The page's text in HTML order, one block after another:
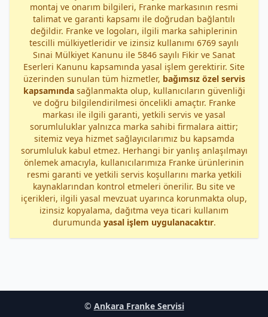
montaj ve onarım bilgileri, Franke markasının resmi
talimat ve garanti kapsamı ile doğrudan bağlantılı
değildir. Franke ve logoları, ilgili marka sahiplerinin
tescilli mülkiyetleridir ve izinsiz kullanımı 6769 sayılı
Sınai Mülkiyet Kanunu ile 5846 sayılı Fikir ve Sanat
Eserleri Kanunu kapsamında yasal işlem gerektirir. Site
üzerinden sunulan tüm hizmetler, bağımsız özel servis
kapsamındasağlanmakta olup, kullanıcıların güvenliği
ve doğru bilgilendirilmesi öncelikli amaçtır. Franke
markası ile ilgili garanti, yetkili servis ve yasal
sorumluluklar yalnızca marka sahibi firmalara aittir;
sitemiz veya hizmet sağlayıcılarımız bu kapsamda
sorumluluk kabul etmez. Herhangi bir yanlış anlaşılmayı
önlemek amacıyla, kullanıcılarımıza Franke ürünlerinin
resmi garanti ve yetkili servis koşullarını marka yetkili
kaynaklarından kontrol etmeleri önerilir. Bu site ve
içerikleri, ilgili yasal mevzuat uyarınca korunmakta olup,
izinsiz kopyalama, dağıtma veya ticari kullanım
durumunda yasal işlem uygulanacaktır.
© Ankara Franke Servisi